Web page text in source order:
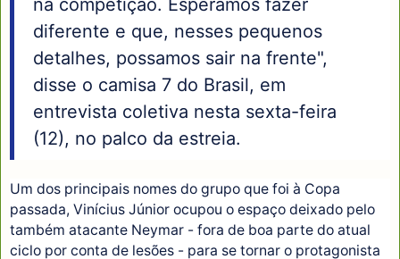
diferente e que, nesses pequenos
detalhes, possamos sair na frente",
disse o camisa 7 do Brasil, em
entrevista coletiva nesta sexta-feira
(12), no palco da estreia.
Um dos principais nomes do grupo que foi à Copa
passada, Vinícius Júnior ocupou o espaço deixado pelo
também atacante Neymar - fora de boa parte do atual
ciclo por conta de lesões - para se tornar o protagonista